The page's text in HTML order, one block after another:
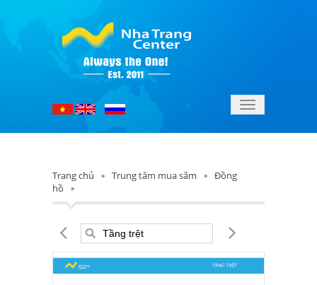
Toggle
navigation
Trang chủ Trung tâm mua sắm
Đồng
hồ